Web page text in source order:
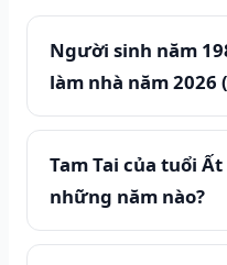
Người sinh năm
làm nhà năm 2026
Tam Tai của tuổi
những năm nào?